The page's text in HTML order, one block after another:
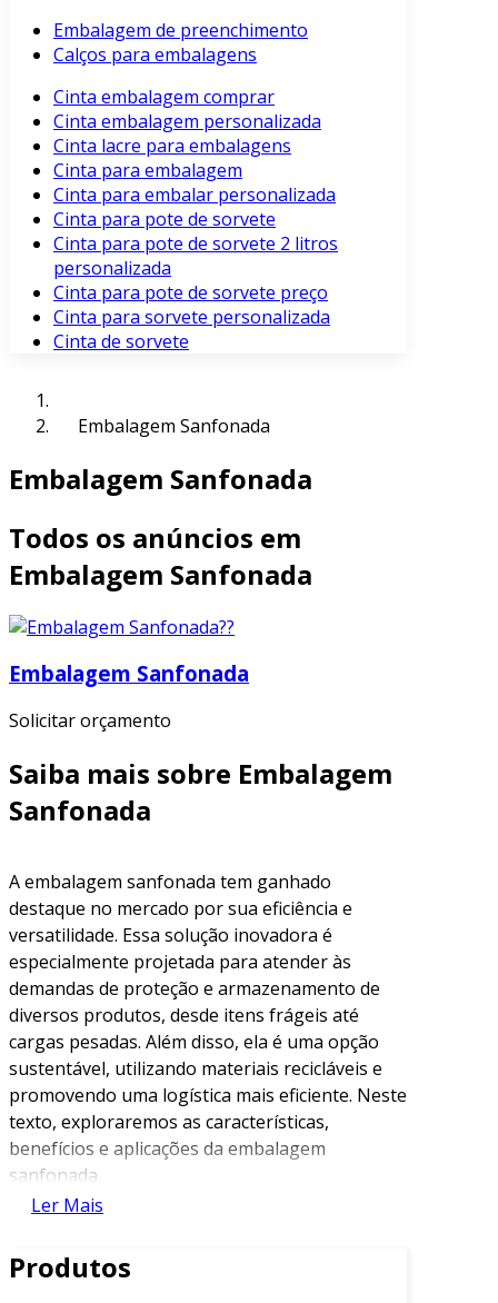
Embalagem de preenchimento
Calços para embalagens
Cinta embalagem comprar
Cinta embalagem personalizada
Cinta lacre para embalagens
Cinta para embalagem
Cinta para embalar personalizada
Cinta para pote de sorvete
Cinta para pote de sorvete 2 litros
personalizada
Cinta para pote de sorvete preço
Cinta para sorvete personalizada
Cinta de sorvete
Embalagem Sanfonada
Embalagem Sanfonada
Todos os anúncios em
Embalagem Sanfonada
Embalagem Sanfonada
Solicitar orçamento
Saiba mais sobre Embalagem
Sanfonada
A embalagem sanfonada tem ganhado
destaque no mercado por sua eficiência e
versatilidade. Essa solução inovadora é
especialmente projetada para atender às
demandas de proteção e armazenamento de
diversos produtos, desde itens frágeis até
cargas pesadas. Além disso, ela é uma opção
sustentável, utilizando materiais recicláveis e
promovendo uma logística mais eficiente. Neste
texto, exploraremos as características,
benefícios e aplicações da embalagem
sanfonada.
O que é Embalagem Sanfonada?
A embalagem sanfonada é uma estrutura
Ler Mais
Produtos